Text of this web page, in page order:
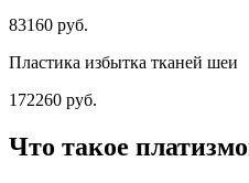
83160 руб.
Пластика избытка тканей шеи
172260 руб.
Что такое